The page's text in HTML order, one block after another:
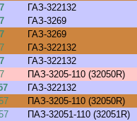
ГАЗ-322132
ГАЗ-3269
ГАЗ-3269
ГАЗ-322132
ГАЗ-322132
ПАЗ-3205-110 (32050R)
ГАЗ-322132
ПАЗ-3205-110 (32050R)
ПАЗ-32051-110 (32051R)